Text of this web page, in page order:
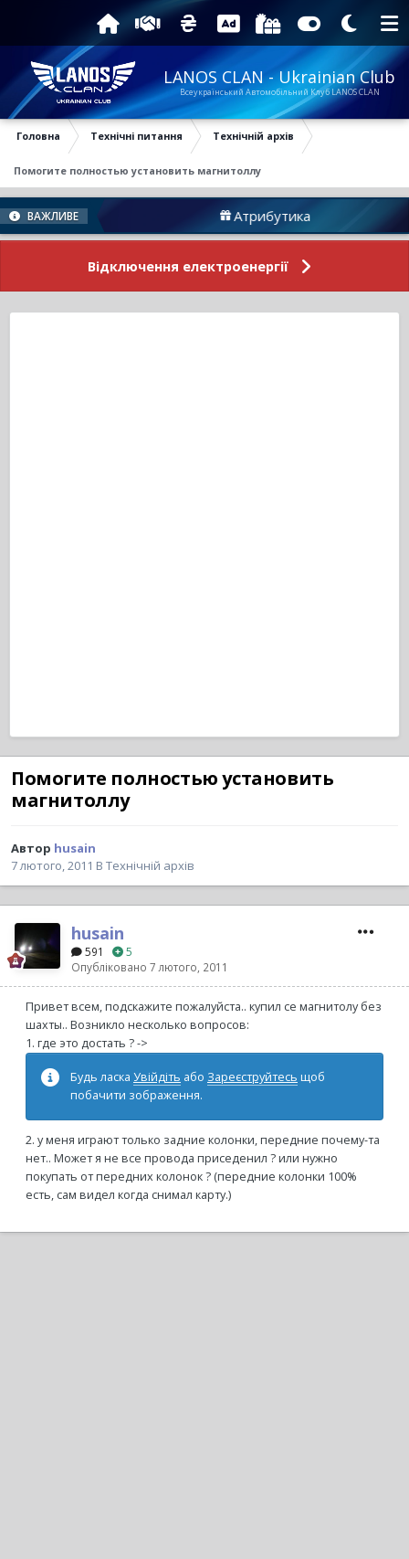
LANOS CLAN - Ukrainian Club
Всеукраїнський Автомобільний Клуб LANOS CLAN
Головна Технічні питання Технічній архів
Помогите полностью установить магнитоллу
ВАЖЛИВЕ Атрибутика
Відключення електроенергії
Помогите полностью установить
магнитоллу
Автор husain
7 лютого, 2011 В Технічній архів
husain
591
5
Опубліковано 7 лютого, 2011
Привет всем, подскажите пожалуйста.. купил се магнитолу без
шахты.. Возникло несколько вопросов:
1. где это достать ? ->
Будь ласка Увійдіть або Зареєструйтесь щоб
побачити зображення.
2. у меня играют только задние колонки, передние почему-та
нет.. Может я не все провода приседенил ? или нужно
покупать от передних колонок ? (передние колонки 100%
есть, сам видел когда снимал карту.)